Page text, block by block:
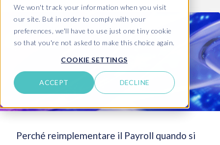
We won't track your information when you visit
our site. But in order to comply with your
preferences, we'll have to use just one tiny cookie
so that you're not asked to make this choice again.
COOKIE SETTINGS
ACCEPT DECLINE
Perché reimplementare il Payroll quando si